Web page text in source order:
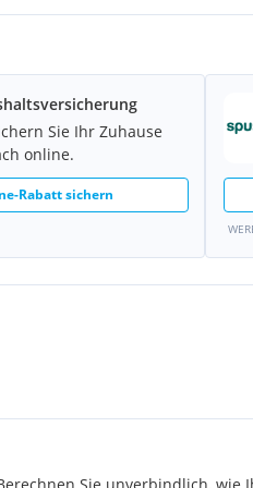
die Donauinsel
bequem
raus aus der Stadt.
Sie Ihr Zuhause
online.
Rabatt sichern
Sie unverbindlich, wie